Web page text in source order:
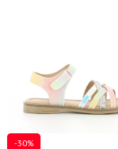
-30%